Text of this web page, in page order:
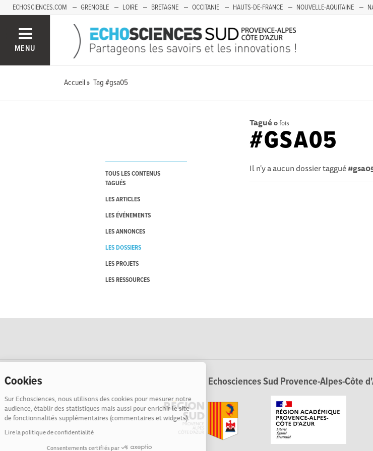
Cookies
Sur Echosciences, nous utilisons des cookies pour mesurer notre
audience, établir des statistiques mais aussi pour enrichir le site
de fonctionnalités supplémentaires (commentaires et widgets).
Lire la politique de confidentialité
Consentements certifiés par
ECHOSCIENCES.COM GRENOBLE LOIRE BRETAGNE OCCITANIE HAUTS-DE-FRANCE NOUVELLE-AQUITAINE
MENU
Accueil Tag #gsa05
TOUS LES CONTENUS
TAGUÉS
LES ARTICLES
LES ÉVÉNEMENTS
LES ANNONCES
LES DOSSIERS
LES PROJETS
LES RESSOURCES
Tagué 0fois
#GSA05
Il n'y a aucun dossier taggué
Echosciences Sud Provence-Alpes-Côte